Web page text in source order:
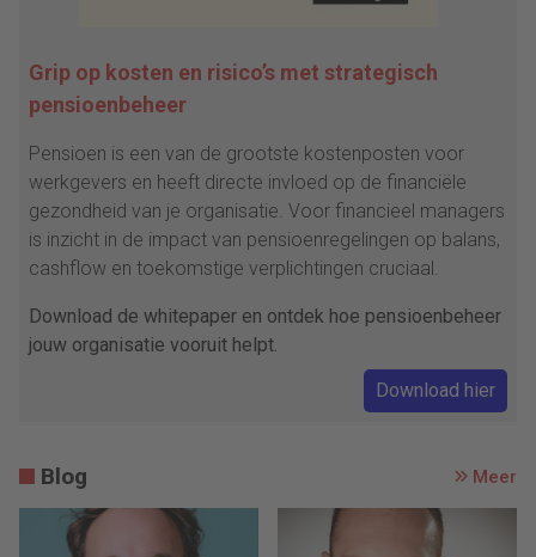
Grip op kosten en risico’s met strategisch
pensioenbeheer
Pensioen is een van de grootste kostenposten voor
werkgevers en heeft directe invloed op de financiële
gezondheid van je organisatie. Voor financieel managers
is inzicht in de impact van pensioenregelingen op balans,
cashflow en toekomstige verplichtingen cruciaal.
Download de whitepaper en ontdek hoe pensioenbeheer
jouw organisatie vooruit helpt.
Download hier
Blog Meer